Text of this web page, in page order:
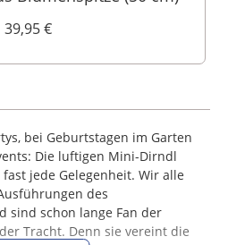
39,95 €
bei Geburtstagen im Garten
Die luftigen Mini-Dirndl
jede Gelegenheit. Wir alle
des
sind schon lange Fan der
Tracht. Denn sie vereint die